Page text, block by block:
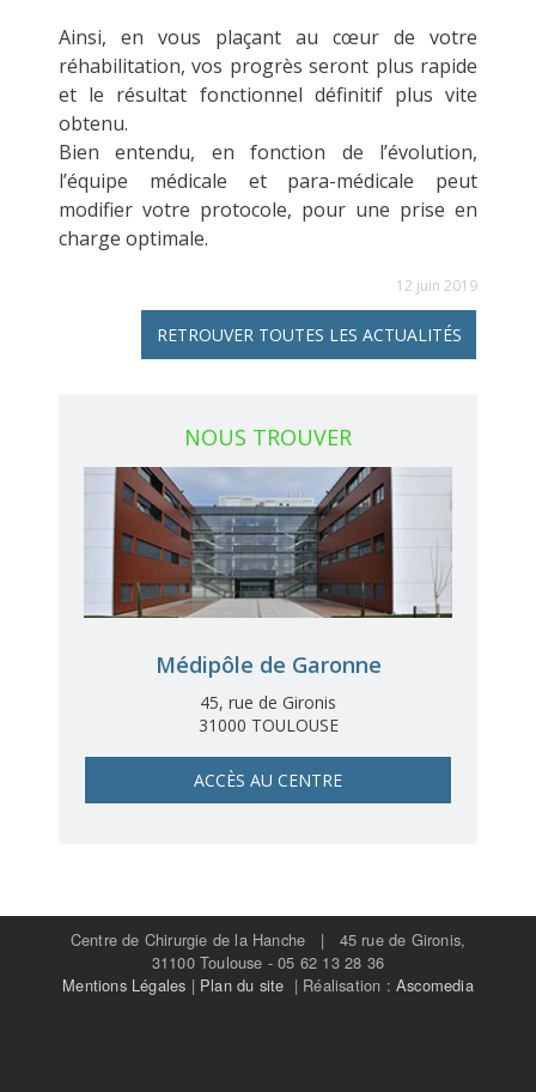
Ainsi, en vous plaçant au cœur de votre
réhabilitation, vos progrès seront plus rapide
et le résultat fonctionnel définitif plus vite
obtenu.
Bien entendu, en fonction de l’évolution,
l’équipe médicale et para-médicale peut
modifier votre protocole, pour une prise en
charge optimale.
12 juin 2019
RETROUVER TOUTES LES ACTUALITÉS
NOUS TROUVER
Médipôle de Garonne
45, rue de Gironis
31000 TOULOUSE
ACCÈS AU CENTRE
Centre de Chirurgie de la Hanche | 45 rue de Gironis,
31100 Toulouse - 05 62 13 28 36
Mentions Légales | Plan du site | Réalisation : Ascomedia